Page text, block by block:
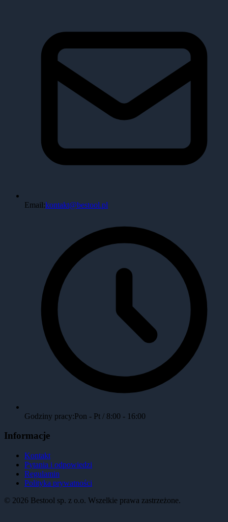
Email:kontakt@bestool.pl
Godziny pracy:Pon - Pt / 8:00 - 16:00
Informacje
Kontakt
Pytania i odpowiedzi
Regulamin
Polityka prywatności
© 2026 Bestool sp. z o.o. Wszelkie prawa zastrzeżone.